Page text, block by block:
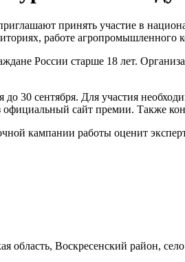
принять участие в
работе
России старше 18 лет.
до 30 сентября. Для участия
официальный сайт премии. Также
кампании работы оценит
область, Воскресенский район,